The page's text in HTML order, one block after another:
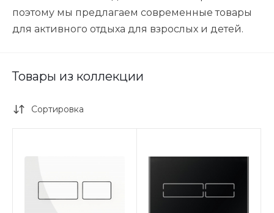
поэтому мы предлагаем современные товары
для активного отдыха для взрослых и детей.
Товары из коллекции
Сортировка